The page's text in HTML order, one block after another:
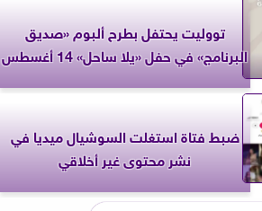
تووليت يحتفل بطرح ألبوم «صديق
البرنامج» في حفل «يلا ساحل» 14 أغسطس
ضبط فتاة استغلت السوشيال ميديا في
نشر محتوى غير أخلاقي